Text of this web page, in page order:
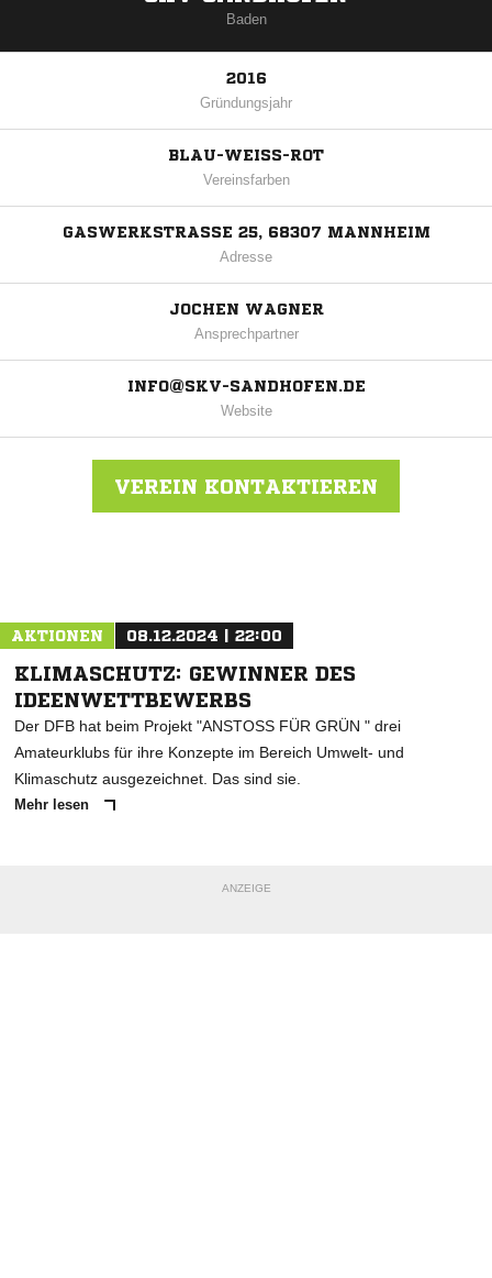
Baden
2016
Gründungsjahr
BLAU-WEISS-ROT
Vereinsfarben
GASWERKSTRASSE 25, 68307 MANNHEIM
Adresse
JOCHEN WAGNER
Ansprechpartner
INFO@SKV-SANDHOFEN.DE
Website
VEREIN KONTAKTIEREN
AKTIONEN 08.12.2024 | 22:00
KLIMASCHUTZ: GEWINNER DES
IDEENWETTBEWERBS
Der DFB hat beim Projekt "ANSTOSS FÜR GRÜN " drei
Amateurklubs für ihre Konzepte im Bereich Umwelt- und
Klimaschutz ausgezeichnet. Das sind sie.
Mehr lesen
ANZEIGE